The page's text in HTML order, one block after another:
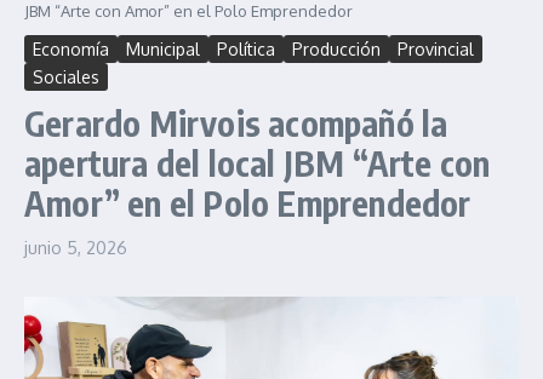
JBM “Arte con Amor” en el Polo Emprendedor
Economía Municipal Política Producción
Provincial
Sociales
Gerardo Mirvois acompañó la
apertura del local JBM “Arte con
Amor” en el Polo Emprendedor
junio 5, 2026